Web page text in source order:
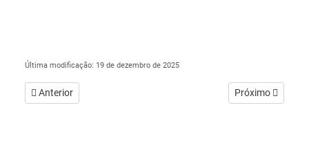
Última modificação: 19 de dezembro de 2025
Artigo anterior: AML de portas abertas para as escolas
Anterior Próximo artigo:
Próximo